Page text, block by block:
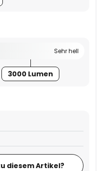
Sehr hell
3000 Lumen
diesem Artikel?